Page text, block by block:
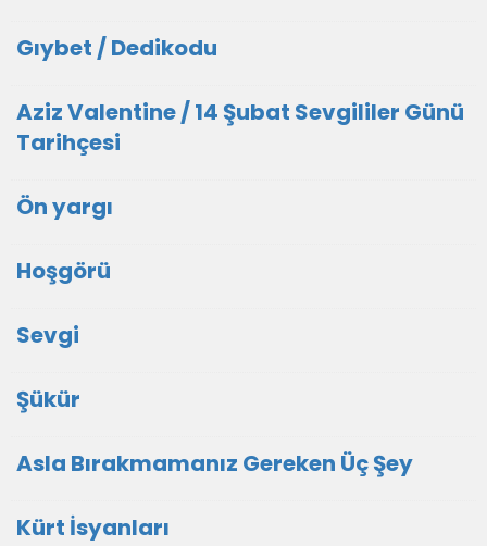
Gıybet / Dedikodu
Aziz Valentine / 14 Şubat Sevgililer Günü
Tarihçesi
Ön yargı
Hoşgörü
Sevgi
Şükür
Asla Bırakmamanız Gereken Üç Şey
Kürt İsyanları